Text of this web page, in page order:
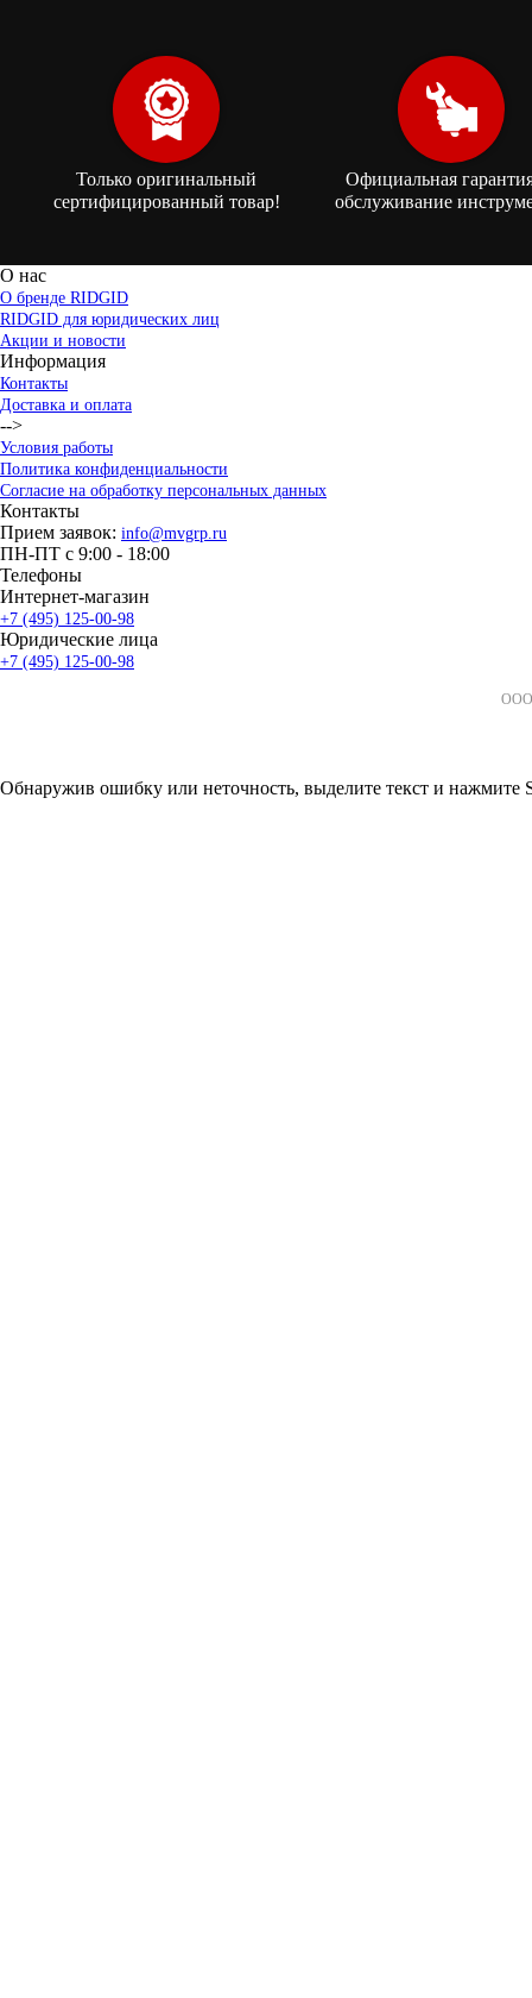
Только оригинальный
сертифицированный товар!
Официальная
обслуживание
О нас
О бренде RIDGID
RIDGID для юридических лиц
Акции и новости
Информация
Контакты
Доставка и оплата
-->
Условия работы
Политика конфиденциальности
Согласие на обработку персональных данных
Контакты
Прием заявок: info@mvgrp.ru
ПН-ПТ с 9:00 - 18:00
Телефоны
Интернет-магазин
+7 (495) 125-00-98
Юридические лица
+7 (495) 125-00-98
ООО
Обнаружив ошибку или неточность, выделите текст и нажмите